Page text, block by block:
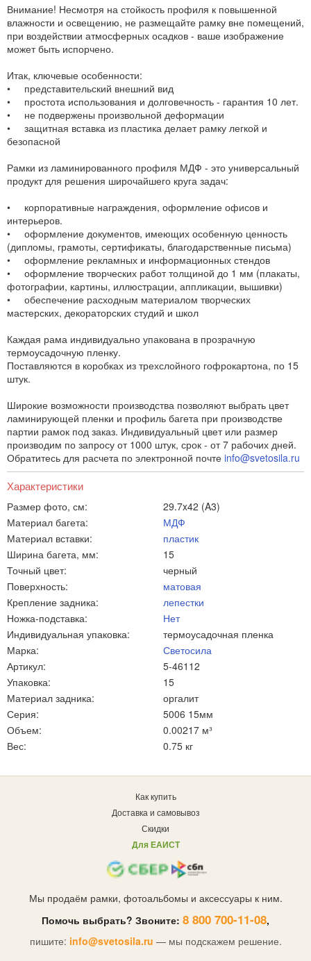
Внимание! Несмотря на стойкость профиля к повышенной
влажности и освещению, не размещайте рамку вне помещений,
при воздействии атмосферных осадков - ваше изображение
может быть испорчено.
Итак, ключевые особенности:
• представительский внешний вид
• простота использования и долговечность - гарантия 10 лет.
• не подвержены произвольной деформации
• защитная вставка из пластика делает рамку легкой и
безопасной
Рамки из ламинированного профиля МДФ - это универсальный
продукт для решения широчайшего круга задач:
• корпоративные награждения, оформление офисов и
интерьеров.
• оформление документов, имеющих особенную ценность
(дипломы, грамоты, сертификаты, благодарственные письма)
• оформление рекламных и информационных стендов
• оформление творческих работ толщиной до 1 мм (плакаты,
фотографии, картины, иллюстрации, аппликации, вышивки)
• обеспечение расходным материалом творческих
мастерских, декораторских студий и школ
Каждая рама индивидуально упакована в прозрачную
термоусадочную пленку.
Поставляются в коробках из трехслойного гофрокартона, по 15
штук.
Широкие возможности производства позволяют выбрать цвет
ламинирующей пленки и профиль багета при производстве
партии рамок под заказ. Индивидуальный цвет или размер
производим по запросу от 1000 штук, срок - от 7 рабочих дней.
Обратитесь для расчета по электронной почте info@svetosila.ru
Характеристики
Размер фото, см:
29.7x42 (A3)
Материал багета:
МДФ
Материал вставки:
пластик
Ширина багета, мм:
15
Точный цвет:
черный
Поверхность:
матовая
Крепление задника:
лепестки
Ножка-подставка:
Нет
Индивидуальная упаковка:
термоусадочная пленка
Марка:
Светосила
Артикул:
5-46112
Упаковка:
15
Материал задника:
оргалит
Серия:
5006 15мм
Объем:
0.00217 м³
Вес:
0.75 кг
Как купить
Доставка и самовывоз
Скидки
Для ЕАИСТ
Мы продаём рамки, фотоальбомы и аксессуары к ним.
Помочь выбрать? Звоните: 8 800 700-11-08,
пишите: info@svetosila.ru — мы подскажем решение.